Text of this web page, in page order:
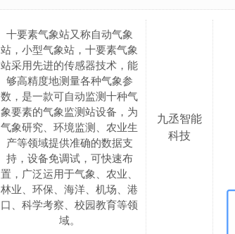
十要素气象站又称自动气象
站，小型气象站，十要素气象
站采用先进的传感器技术，能
够高精度地测量各种气象参
数，是一款可自动监测十种气
象要素的气象监测站设备，为
气象研究、环境监测、农业生
产等领域提供准确的数据支
持，设备免调试，可快速布
置，广泛运用于气象、农业、
林业、环保、海洋、机场、港
口、科学考察、校园教育等领
域。
九丞智能
科技